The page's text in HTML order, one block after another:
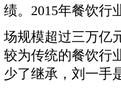
绩。2015年餐饮行
场规模超过三万亿
较为传统的餐饮行
少了继承，刘一手